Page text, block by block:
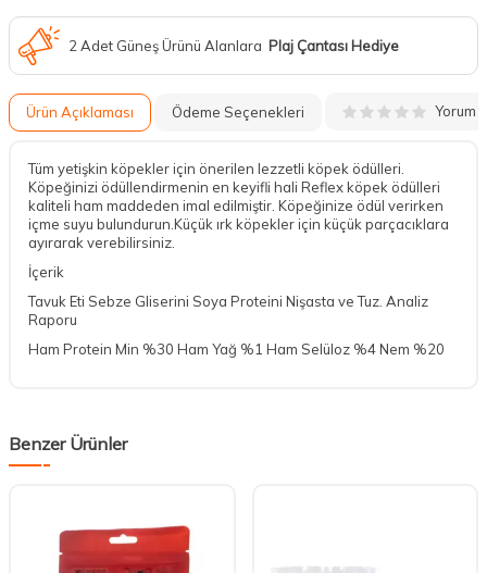
2 Adet Güneş Ürünü Alanlara Plaj Çantası Hediye
Ürün Açıklaması Ödeme Seçenekleri Yorum
Tüm yetişkin köpekler için önerilen lezzetli köpek ödülleri.
Köpeğinizi ödüllendirmenin en keyifli hali Reflex köpek ödülleri
kaliteli ham maddeden imal edilmiştir. Köpeğinize ödül verirken
içme suyu bulundurun.Küçük ırk köpekler için küçük parçacıklara
ayırarak verebilirsiniz.
İçerik
Tavuk Eti Sebze Gliserini Soya Proteini Nişasta ve Tuz. Analiz
Raporu
Ham Protein Min %30 Ham Yağ %1 Ham Selüloz %4 Nem %20
Benzer Ürünler